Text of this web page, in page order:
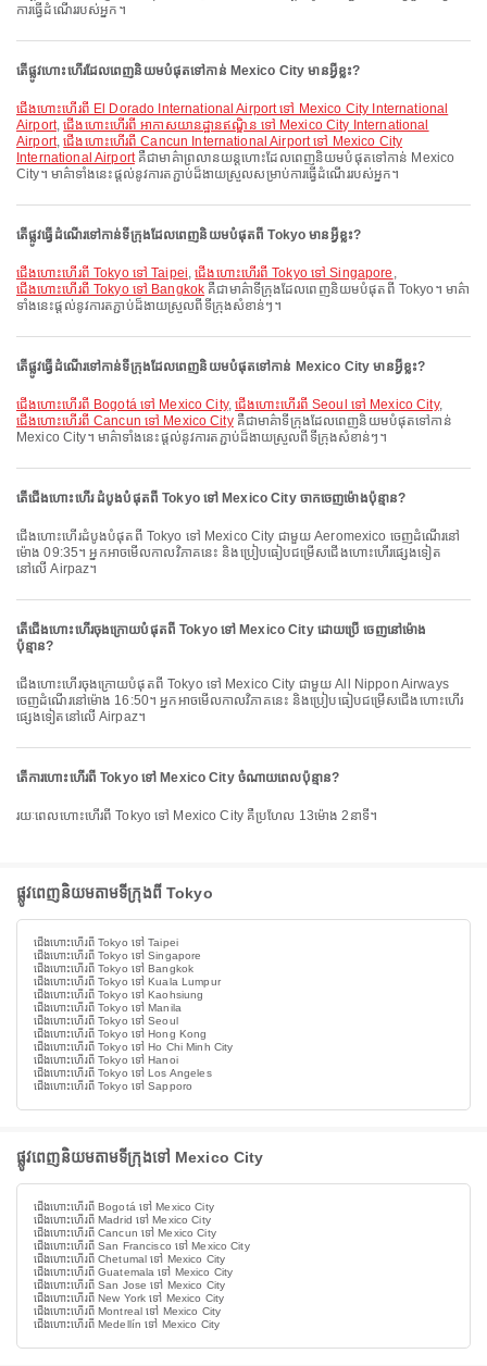
ការធ្វើដំណើររបស់អ្នក។
តើផ្លូវហោះហើរដែលពេញនិយមបំផុតទៅកាន់ Mexico City មានអ្វីខ្លះ?
ជើងហោះហើរពី El Dorado International Airport ទៅ Mexico City International
Airport,ជើងហោះហើរពី អាកាសយានដ្ឋានឥណ្ឌិន ទៅ Mexico City International
Airport,ជើងហោះហើរពី Cancun International Airport ទៅ Mexico City
International Airportគឺជាមាគ៌ាព្រលានយន្តហោះដែលពេញនិយមបំផុតទៅកាន់ Mexico
City។ មាគ៌ាទាំងនេះផ្តល់នូវការតភ្ជាប់ដ៏ងាយស្រួលសម្រាប់ការធ្វើដំណើររបស់អ្នក។
តើផ្លូវធ្វើដំណើរទៅកាន់ទីក្រុងដែលពេញនិយមបំផុតពី Tokyo មានអ្វីខ្លះ?
ជើងហោះហើរពី Tokyo ទៅ Taipei,ជើងហោះហើរពី Tokyo ទៅ Singapore ,
ជើងហោះហើរពី Tokyo ទៅ Bangkok គឺជាមាគ៌ាទីក្រុងដែលពេញនិយមបំផុតពី Tokyo។ មាគ៌ា
ទាំងនេះផ្តល់នូវការតភ្ជាប់ដ៏ងាយស្រួលពីទីក្រុងសំខាន់ៗ។
តើផ្លូវធ្វើដំណើរទៅកាន់ទីក្រុងដែលពេញនិយមបំផុតទៅកាន់ Mexico City មានអ្វីខ្លះ?
ជើងហោះហើរពី Bogotá ទៅ Mexico City,ជើងហោះហើរពី Seoul ទៅ Mexico City,
ជើងហោះហើរពី Cancun ទៅ Mexico Cityគឺជាមាគ៌ាទីក្រុងដែលពេញនិយមបំផុតទៅកាន់
Mexico City។ មាគ៌ាទាំងនេះផ្តល់នូវការតភ្ជាប់ដ៏ងាយស្រួលពីទីក្រុងសំខាន់ៗ។
តើជើងហោះហើរ ដំបូងបំផុតពី Tokyo ទៅ Mexico City ចាកចេញម៉ោងប៉ុន្មាន?
ជើងហោះហើរដំបូងបំផុតពី Tokyo ទៅ Mexico City ជាមួយ Aeromexico ចេញដំណើរនៅ
ម៉ោង 09:35។ អ្នកអាចមើលកាលវិភាគនេះ និងប្រៀបធៀបជម្រើសជើងហោះហើរផ្សេងទៀត
នៅលើ Airpaz។
តើជើងហោះហើរចុងក្រោយបំផុតពី Tokyo ទៅ Mexico City ដោយប្រើ ចេញនៅម៉ោង
ប៉ុន្មាន?
ជើងហោះហើរចុងក្រោយបំផុតពី Tokyo ទៅ Mexico City ជាមួយ All Nippon Airways
ចេញដំណើរនៅម៉ោង 16:50។ អ្នកអាចមើលកាលវិភាគនេះ និងប្រៀបធៀបជម្រើសជើងហោះហើរ
ផ្សេងទៀតនៅលើ Airpaz។
តើការហោះហើរពី Tokyo ទៅ Mexico City ចំណាយពេលប៉ុន្មាន?
រយៈពេលហោះហើរពី Tokyo ទៅ Mexico City គឺប្រហែល 13ម៉ោង 2នាទី។
ផ្លូវពេញនិយមតាមទីក្រុងពី Tokyo
ជើងហោះហើរពី Tokyo ទៅ Taipei
ជើងហោះហើរពី Tokyo ទៅ Singapore
ជើងហោះហើរពី Tokyo ទៅ Bangkok
ជើងហោះហើរពី Tokyo ទៅ Kuala Lumpur
ជើងហោះហើរពី Tokyo ទៅ Kaohsiung
ជើងហោះហើរពី Tokyo ទៅ Manila
ជើងហោះហើរពី Tokyo ទៅ Seoul
ជើងហោះហើរពី Tokyo ទៅ Hong Kong
ជើងហោះហើរពី Tokyo ទៅ Ho Chi Minh City
ជើងហោះហើរពី Tokyo ទៅ Hanoi
ជើងហោះហើរពី Tokyo ទៅ Los Angeles
ជើងហោះហើរពី Tokyo ទៅ Sapporo
ផ្លូវពេញនិយមតាមទីក្រុងទៅ Mexico City
ជើងហោះហើរពី Bogotá ទៅ Mexico City
ជើងហោះហើរពី Madrid ទៅ Mexico City
ជើងហោះហើរពី Cancun ទៅ Mexico City
ជើងហោះហើរពី San Francisco ទៅ Mexico City
ជើងហោះហើរពី Chetumal ទៅ Mexico City
ជើងហោះហើរពី Guatemala ទៅ Mexico City
ជើងហោះហើរពី San Jose ទៅ Mexico City
ជើងហោះហើរពី New York ទៅ Mexico City
ជើងហោះហើរពី Montreal ទៅ Mexico City
ជើងហោះហើរពី Medellín ទៅ Mexico City